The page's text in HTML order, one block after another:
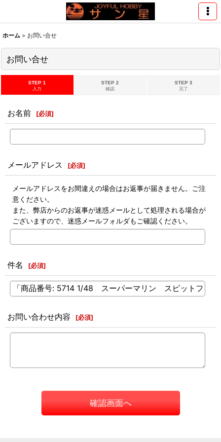
ホーム > お問い合せ
お問い合せ
STEP 1
入力
STEP 2
確認
STEP 3
完了
お名前 [必須]
メールアドレス [必須]
メールアドレスをお間違えの場合はお返事が届きません。ご注
意ください。
また、弊店からのお返事が迷惑メールとして処理される場合が
ございますので、迷惑メールフォルダもご確認ください。
件名 [必須]
お問い合わせ内容 [必須]
確認画面へ